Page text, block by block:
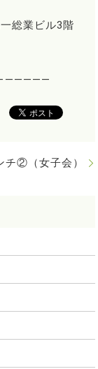
総業ビル3階
チ②（女子会）